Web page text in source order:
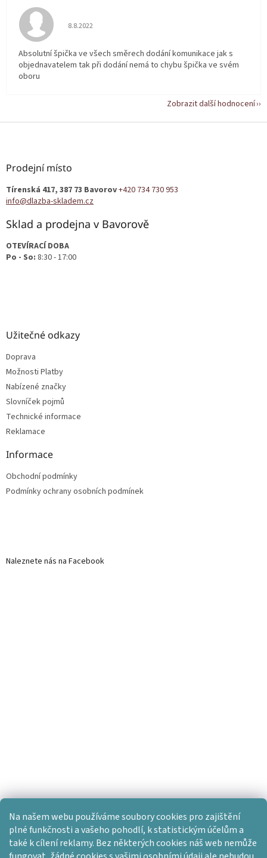
Na našem webu používáme soubory cookies pro zajištění
plné funkčnosti a vašeho pohodlí, k statistickým účelům a
také k cílení reklamy. Bez některých cookies náš web nemůže
Hodnocení obchodu je 5 z 5 hvězdiček.
8.8.2022
Absolutní špička ve všech směrech dodání komunikace jak s
objednavatelem tak při dodání nemá to chybu špička ve svém
oboru
Zobrazit další hodnocení
Z
Prodejní místo
Tírenská 417, 387 73 Bavorov+420 734 730 953
info@dlazba-skladem.cz
Sklad a prodejna v Bavorově
OTEVÍRACÍ DOBA
Po - So: 8:30 - 17:00
Užitečné odkazy
Doprava
Možnosti Platby
Nabízené značky
Slovníček pojmů
Technické informace
Reklamace
Informace
Obchodní podmínky
Podmínky ochrany osobních podmínek
Naleznete nás na Facebook